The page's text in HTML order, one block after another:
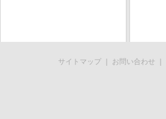
サイトマップ お問い合わせ